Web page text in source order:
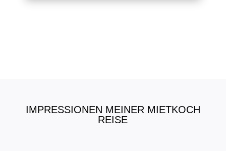
IMPRESSIONEN MEINER MIETKOCH
REISE